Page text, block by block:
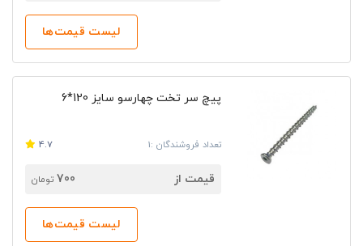
لیست قیمت‌ها
پیچ سر تخت چهارسو سایز 120*6
تعداد فروشندگان :1 4.7
قیمت از 700 تومان
لیست قیمت‌ها